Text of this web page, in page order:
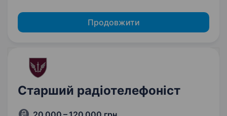
Продовжити
Старший радіотелефоніст